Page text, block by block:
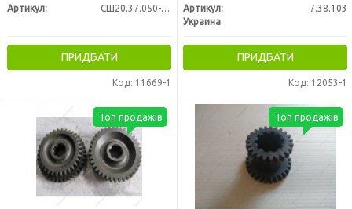
Артикул: СШ20.37.050-01
ПРИДБАТИ
Код: 11669-1
Артикул:
7.38.103
Украина
ПРИДБАТИ
Код: 12053-1
Топ продажів Топ продажів